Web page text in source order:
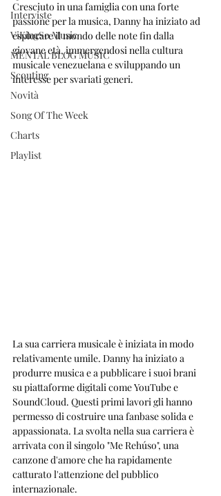
Interviste
ViKingSo Music
MENTAL BLOG MUSIC
Scouting
Novità
Song Of The Week
Charts
Playlist
Cresciuto in una famiglia con una forte
passione per la musica, Danny ha iniziato ad
esplorare il mondo delle note fin dalla
giovane età, immergendosi nella cultura
musicale venezuelana e sviluppando un
interesse per svariati generi.
La sua carriera musicale è iniziata in modo
relativamente umile. Danny ha iniziato a
produrre musica e a pubblicare i suoi brani
su piattaforme digitali come YouTube e
SoundCloud. Questi primi lavori gli hanno
permesso di costruire una fanbase solida e
appassionata. La svolta nella sua carriera è
arrivata con il singolo "Me Rehúso", una
canzone d'amore che ha rapidamente
catturato l'attenzione del pubblico
internazionale.